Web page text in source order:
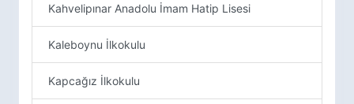
Kahvelipınar Anadolu İmam Hatip Lisesi
Kaleboynu İlkokulu
Kapcağız İlkokulu